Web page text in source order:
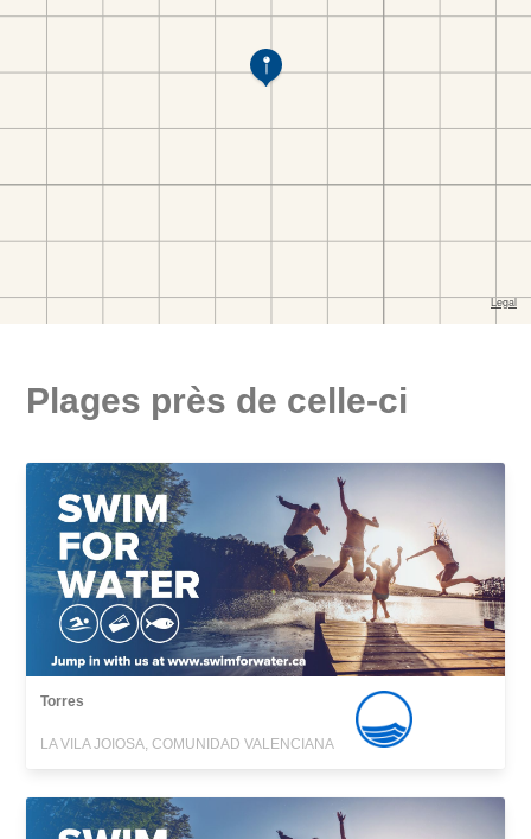
Plages près de celle-ci
Torres
LA VILA JOIOSA, COMUNIDAD VALENCIANA